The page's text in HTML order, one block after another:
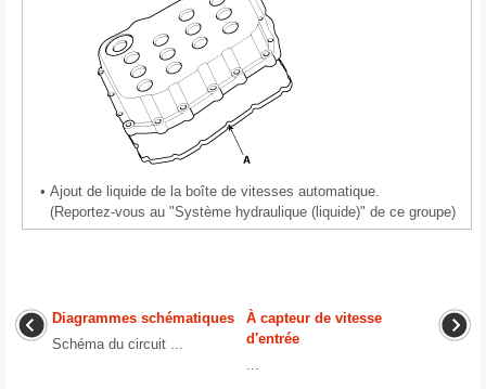
• Ajout de liquide de la boîte de vitesses automatique.
(Reportez-vous au "Système hydraulique (liquide)" de ce groupe)
Diagrammes schématiques
Schéma du circuit ...
À capteur de vitesse
d′entrée
...